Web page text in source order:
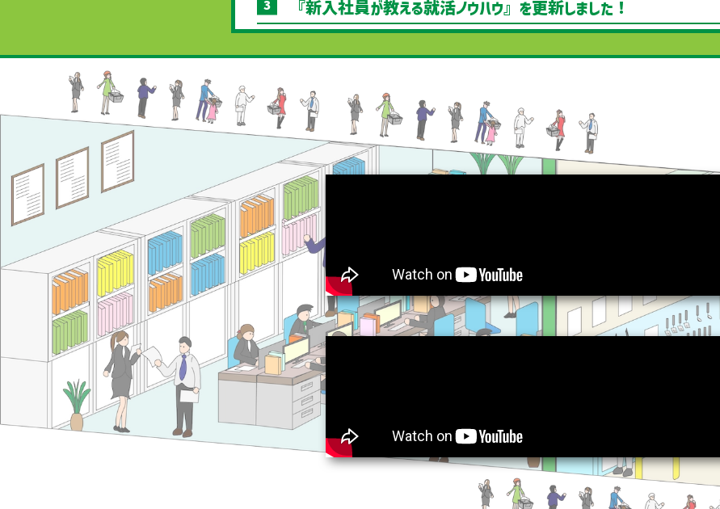
『新入社員が教える就活ノウハウ』を更新しました！
2023.07.03 『職種紹介 商品部』を公開しました！
2023.05.09 『新入社員が教える就活ノウハウ』を公開しました！
2023.05.09 『職種紹介』を公開しました！